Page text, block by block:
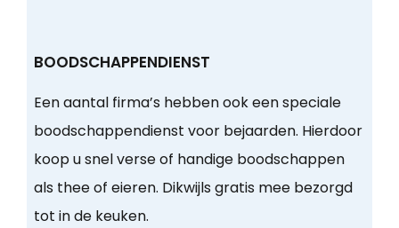
BOODSCHAPPENDIENST
Een aantal firma’s hebben ook een speciale
boodschappendienst voor bejaarden. Hierdoor
koop u snel verse of handige boodschappen
als thee of eieren. Dikwijls gratis mee bezorgd
tot in de keuken.